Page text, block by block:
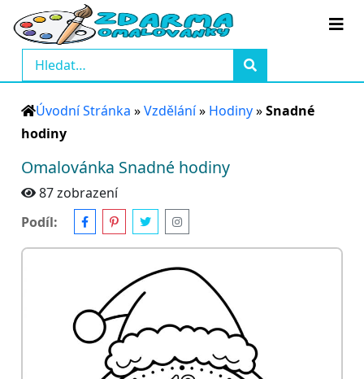
Úvodní Stránka »Vzdělání» Hodiny»Snadné
hodiny
Omalovánka Snadné hodiny
87 zobrazení
Podíl: